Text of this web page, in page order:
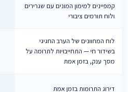
קמפיינים למימון המונים עם שגרירים
ולוח תורמים ציבורי
לוח המחוונים של הערב החגיגי
בשידור חי — התחייבויות לתרומה על
מסך ענק, בזמן אמת
דירוג התרומות בזמן אמת